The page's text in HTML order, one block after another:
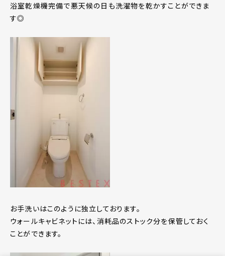
浴室乾燥機完備で悪天候の日も洗濯物を乾かすことができま
す◎
お手洗いはこのように独立しております。
ウォールキャビネットには、消耗品のストック分を保管しておく
ことができます。